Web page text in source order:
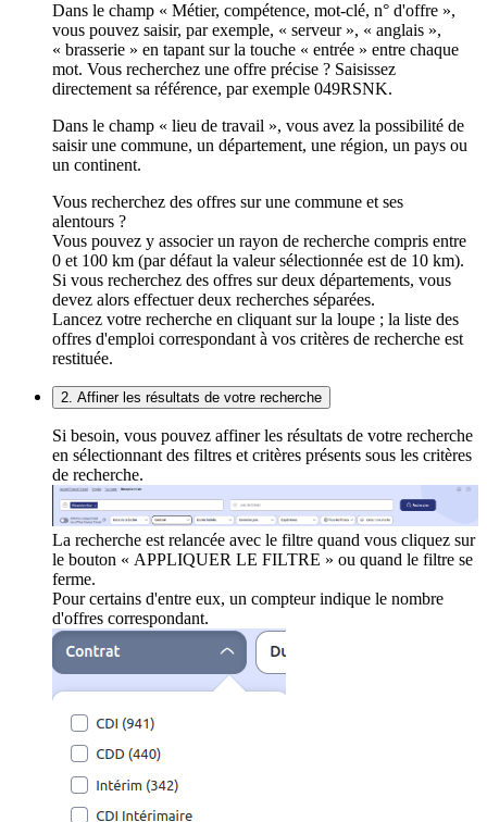
Dans le champ « Métier, compétence, mot-clé, n° d'offre »,
vous pouvez saisir, par exemple, « serveur », « anglais »,
« brasserie » en tapant sur la touche « entrée » entre chaque
mot. Vous recherchez une offre précise ? Saisissez
directement sa référence, par exemple 049RSNK.
Dans le champ « lieu de travail », vous avez la possibilité de
saisir une commune, un département, une région, un pays ou
un continent.
Vous recherchez des offres sur une commune et ses
alentours ?
Vous pouvez y associer un rayon de recherche compris entre
0 et 100 km (par défaut la valeur sélectionnée est de 10 km).
Si vous recherchez des offres sur deux départements, vous
devez alors effectuer deux recherches séparées.
Lancez votre recherche en cliquant sur la loupe ; la liste des
offres d'emploi correspondant à vos critères de recherche est
restituée.
2. Affiner les résultats de votre recherche
Si besoin, vous pouvez affiner les résultats de votre recherche
en sélectionnant des filtres et critères présents sous les critères
de recherche.
La recherche est relancée avec le filtre quand vous cliquez sur
le bouton « APPLIQUER LE FILTRE » ou quand le filtre se
ferme.
Pour certains d'entre eux, un compteur indique le nombre
d'offres correspondant.